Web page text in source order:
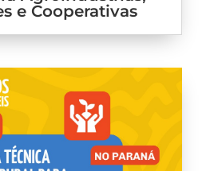
e Cooperativas